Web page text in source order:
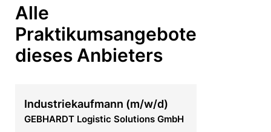
Alle
Praktikumsangebote
dieses Anbieters
Industriekaufmann (m/w/d)
GEBHARDT Logistic Solutions GmbH